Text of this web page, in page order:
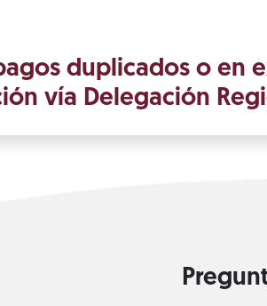
duplicados o en
vía Delegación